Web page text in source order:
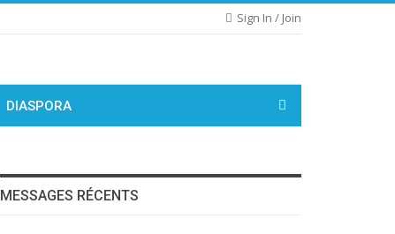
Sign In / Join
DIASPORA
MESSAGES RÉCENTS